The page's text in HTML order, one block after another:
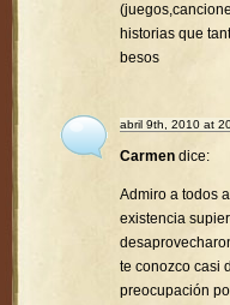
historias que
besos
abril 9th, 2010 at
Carmen dice:
Admiro a todos
existencia
te conozco casi
preocupación